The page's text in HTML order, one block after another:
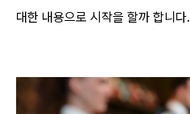
대한 내용으로 시작을 할까 합니다.